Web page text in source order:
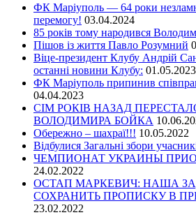
ФК Маріуполь — 64 роки
перемогу! 03.04.2024
85 років тому народився
Пішов із життя Павло Розумний
Віце-президент Клубу Андрій
останні новини Клубу: 01.05.2023
ФК Маріуполь припинив
04.04.2023
СІМ РОКІВ НАЗАД
ВОЛОДИМИРА БОЙКА
Обережно – шахраї!!! 10.05.2022
Відбулися Загальні збори
ЧЕМПИОНАТ УКРАИНЫ
24.02.2022
ОСТАП МАРКЕВИЧ: НАША
СОХРАНИТЬ ПРОПИСКУ В
23.02.2022